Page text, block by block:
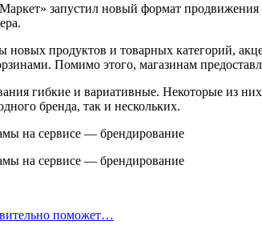
запустил новый формат
продуктов и товарных категорий,
Помимо этого, магазинам
гибкие и вариативные. Некоторые из
бренда, так и нескольких.
поможет…